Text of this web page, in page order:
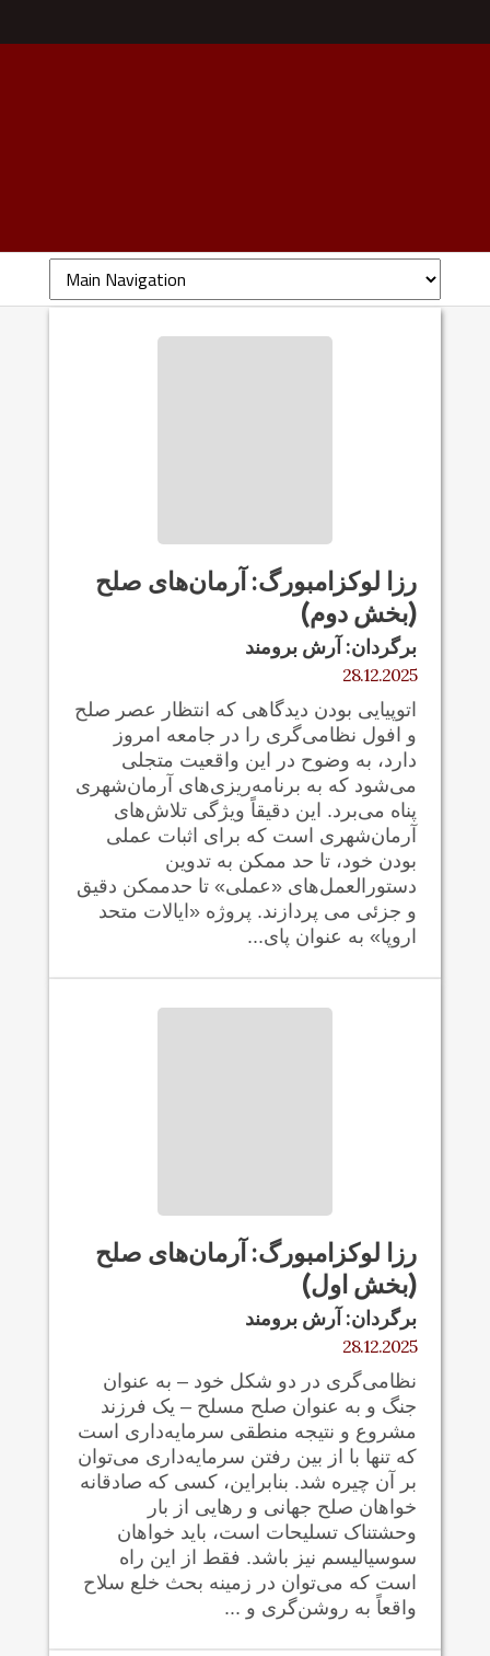
رزا لوکزامبورگ: آرمان‌های صلح
(بخش دوم)
برگردان: آرش برومند
28.12.2025
اتوپیایی بودن دیدگاهی که انتظار عصر صلح
و افول نظامی‌گری را در جامعه امروز
دارد، به وضوح در این واقعیت متجلی
می‌شود که به برنامه‌ریزی‌های آرمان‌شهری
پناه می‌برد. این دقیقاً ویژگی تلاش‌های
آرمان‌شهری است که برای اثبات عملی‌
بودن خود، تا حد ممکن به تدوین
دستورالعمل‌های «عملی» تا حدممکن دقیق
و جزئی می پردازند. پروژه «ایالات متحد
اروپا» به عنوان پای...
رزا لوکزامبورگ: آرمان‌های صلح
(بخش اول)
برگردان: آرش برومند
28.12.2025
نظامی‌گری در دو شکل خود – به عنوان
جنگ و به عنوان صلح مسلح – یک فرزند
مشروع و نتیجه منطقی سرمایه‌داری است
که تنها با از بین رفتن سرمایه‌داری می‌توان
بر آن چیره شد. بنابراین، کسی که صادقانه
خواهان صلح جهانی و رهایی از بار
وحشتناک تسلیحات است، باید خواهان
سوسیالیسم نیز باشد. فقط از این راه
است که می‌توان در زمینه بحث خلع سلاح
واقعاً به روشن‌گری و ...